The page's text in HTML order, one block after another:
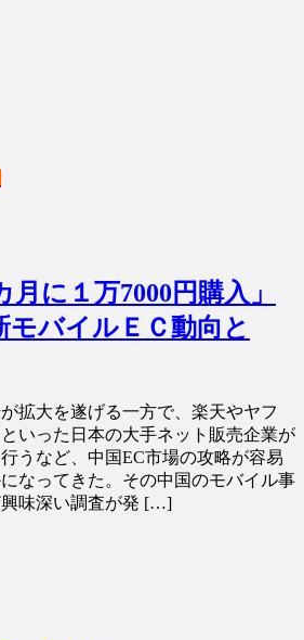
に１万7000円購入」
バイルＥＣ動向と
拡大を遂げる一方で、楽天やヤフ
いった日本の大手ネット販売企業が
うなど、中国EC市場の攻略が容易
なってきた。その中国のモバイル事
味深い調査が発 […]